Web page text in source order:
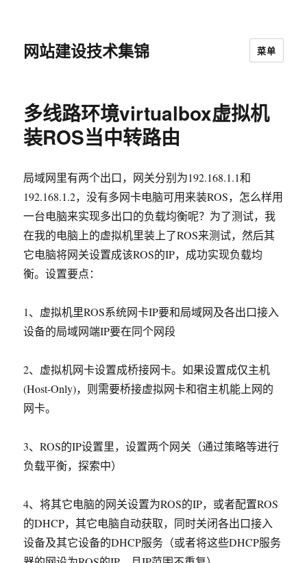
网站建设技术集锦 菜单
多线路环境virtualbox虚拟机
装ROS当中转路由
局域网里有两个出口，网关分别为192.168.1.1和
192.168.1.2，没有多网卡电脑可用来装ROS，怎么样用
一台电脑来实现多出口的负载均衡呢？为了测试，我
在我的电脑上的虚拟机里装上了ROS来测试，然后其
它电脑将网关设置成该ROS的IP，成功实现负载均
衡。设置要点：
1、虚拟机里ROS系统网卡IP要和局域网及各出口接入
设备的局域网端IP要在同个网段
2、虚拟机网卡设置成桥接网卡。如果设置成仅主机
(Host-Only)，则需要桥接虚拟网卡和宿主机能上网的
网卡。
3、ROS的IP设置里，设置两个网关（通过策略等进行
负载平衡，探索中）
4、将其它电脑的网关设置为ROS的IP，或者配置ROS
的DHCP，其它电脑自动获取，同时关闭各出口接入
设备及其它设备的DHCP服务（或者将这些DHCP服务